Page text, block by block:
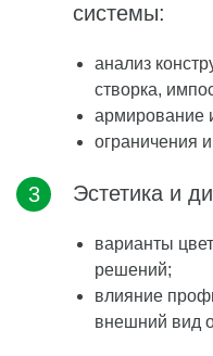
системы:
анализ
створка,
армирование
ограничения
Эстетика и
варианты
решений;
влияние
внешний вид